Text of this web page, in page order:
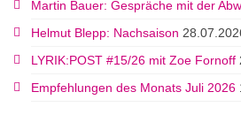
Martin Bauer: Gespräche mit der
Helmut Blepp: Nachsaison
LYRIK:POST #15/26 mit Zoe Fornoff
Empfehlungen des Monats Juli 2026